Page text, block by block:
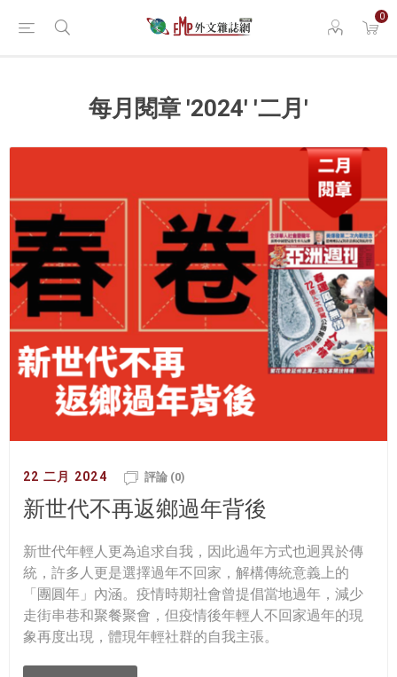
0
每月閱章 '2024' '二月'
22 二月 2024 評論 (0)
新世代不再返鄉過年背後
新世代年輕人更為追求自我，因此過年方式也迥異於傳
統，許多人更是選擇過年不回家，解構傳統意義上的
「團圓年」內涵。疫情時期社會曾提倡當地過年，減少
走街串巷和聚餐聚會，但疫情後年輕人不回家過年的現
象再度出現，體現年輕社群的自我主張。